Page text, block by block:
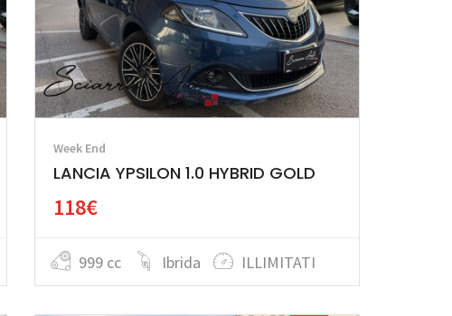
Week End
LANCIA YPSILON 1.0 HYBRID GOLD
118€
999 cc Ibrida ILLIMITATI